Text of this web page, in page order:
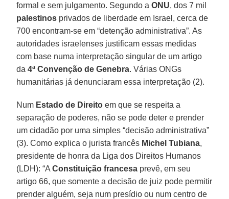
formal e sem julgamento. Segundo aONU, dos 7 mil
palestinos privados de liberdade em Israel, cerca de
700 encontram-se em “detenção administrativa”. As
autoridades israelenses justificam essas medidas
com base numa interpretação singular de um artigo
da4ª Convenção de Genebra. Várias ONGs
humanitárias já denunciaram essa interpretação (2).
Num Estado de Direito em que se respeita a
separação de poderes, não se pode deter e prender
um cidadão por uma simples “decisão administrativa”
(3). Como explica o jurista francês Michel Tubiana,
presidente de honra da Liga dos Direitos Humanos
(LDH): “AConstituição francesa prevê, em seu
artigo 66, que somente a decisão de juiz pode permitir
prender alguém, seja num presídio ou num centro de